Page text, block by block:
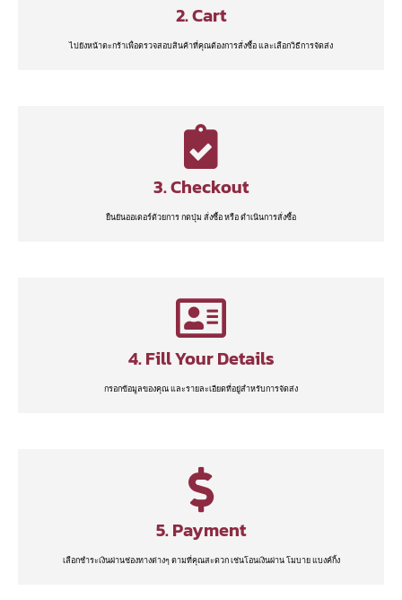
2. Cart
ไปยังหน้าตะกร้าเพื่อตรวจสอบสินค้าที่คุณต้องการสั่งซื้อ และเลือกวิธีการจัดส่ง
3. Checkout
ยืนยันออเดอร์ด้วยการ กดปุ่ม สั่งซื้อ หรือ ดำเนินการสั่งซื้อ
4. Fill Your Details
กรอกข้อมูลของคุณ และรายละเอียดที่อยู่สำหรับการจัดส่ง
5. Payment
เลือกชำระเงินผ่านช่องทางต่างๆ ตามที่คุณสะดวก เช่นโอนเงินผ่าน โมบาย แบงค์กิ้ง